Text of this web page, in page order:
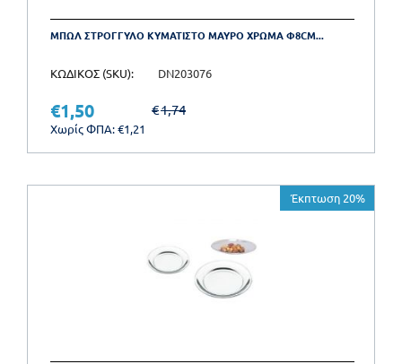
ΜΠΩΛ ΣΤΡΟΓΓΥΛΟ ΚΥΜΑΤΙΣΤΟ ΜΑΥΡΟ ΧΡΩΜΑ Φ8CM...
ΚΩΔΙΚΟΣ (SKU): DN203076
€1,74
€1,50
Χωρίς ΦΠΑ:€1,21
Έκπτωση 20%